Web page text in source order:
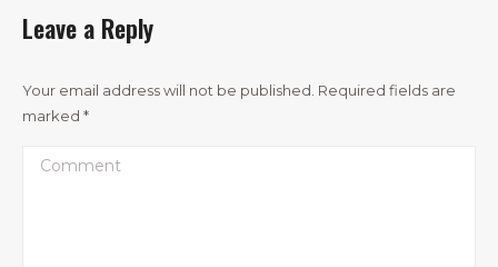
Leave a Reply
Your email address will not be published. Required fields are
marked *
Comment